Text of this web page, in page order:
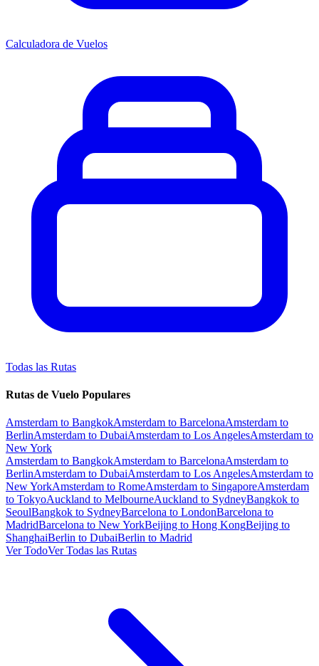
Calculadora de Vuelos
Todas las Rutas
Rutas de Vuelo Populares
Amsterdam to BangkokAmsterdam to BarcelonaAmsterdam to
BerlinAmsterdam to DubaiAmsterdam to Los AngelesAmsterdam to
New York
Amsterdam to BangkokAmsterdam to BarcelonaAmsterdam to
BerlinAmsterdam to DubaiAmsterdam to Los AngelesAmsterdam to
New YorkAmsterdam to RomeAmsterdam to SingaporeAmsterdam
to TokyoAuckland to MelbourneAuckland to SydneyBangkok to
SeoulBangkok to SydneyBarcelona to LondonBarcelona to
MadridBarcelona to New YorkBeijing to Hong KongBeijing to
ShanghaiBerlin to DubaiBerlin to Madrid
Ver TodoVer Todas las Rutas